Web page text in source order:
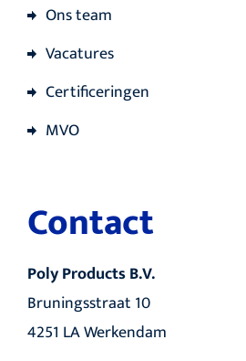
Ons team
Vacatures
Certificeringen
MVO
Contact
Poly Products B.V.
Bruningsstraat 10
4251 LA Werkendam